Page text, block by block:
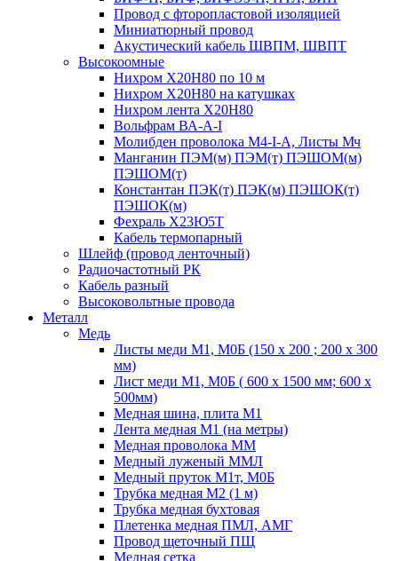
Провод с фторопластовой изоляцией
Миниатюрный провод
Акустический кабель ШВПМ, ШВПТ
Высокоомные
Нихром Х20Н80 по 10 м
Нихром Х20Н80 на катушках
Нихром лента Х20Н80
Вольфрам ВА-А-I
Молибден проволока М4-I-А, Листы Мч
Манганин ПЭМ(м) ПЭМ(т) ПЭШОМ(м)
ПЭШОМ(т)
Константан ПЭК(т) ПЭК(м) ПЭШОК(т)
ПЭШОК(м)
Фехраль Х23Ю5Т
Кабель термопарный
Шлейф (провод ленточный)
Радиочастотный РК
Кабель разный
Высоковольтные провода
Металл
Медь
Листы меди М1, М0Б (150 х 200 ; 200 х 300
мм)
Лист меди М1, М0Б ( 600 х 1500 мм; 600 х
500мм)
Медная шина, плита М1
Лента медная М1 (на метры)
Медная проволока ММ
Медный луженый ММЛ
Медный пруток М1т, М0Б
Трубка медная М2 (1 м)
Трубка медная бухтовая
Плетенка медная ПМЛ, АМГ
Провод щеточный ПЩ
Медная сетка